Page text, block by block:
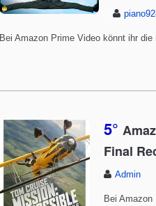
Bei Amazon Prime Video könnt ihr
5°
Final
Admin
Bei